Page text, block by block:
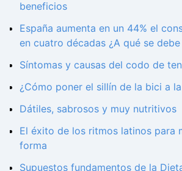
beneficios
España aumenta en un 44% el
en cuatro décadas ¿A qué se
Síntomas y causas del codo de
¿Cómo poner el sillín de la bici a
Dátiles, sabrosos y muy nutritivos
El éxito de los ritmos latinos para
forma
Supuestos fundamentos de la